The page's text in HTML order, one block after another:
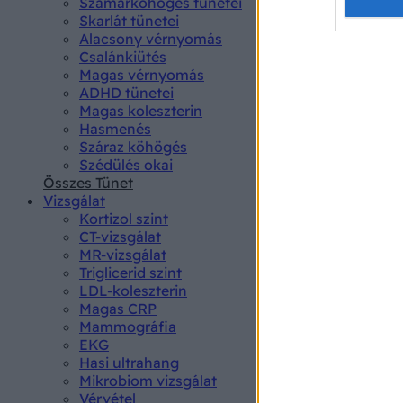
Skarlát tünetei
Alacsony vérnyomás
Csalánkiütés
Magas vérnyomás
ADHD tünetei
Magas koleszterin
Hasmenés
Száraz köhögés
Szédülés okai
Összes Tünet
Vizsgálat
Kortizol szint
CT-vizsgálat
MR-vizsgálat
Triglicerid szint
LDL-koleszterin
Magas CRP
Mammográfia
EKG
Hasi ultrahang
Mikrobiom vizsgálat
Vérvétel